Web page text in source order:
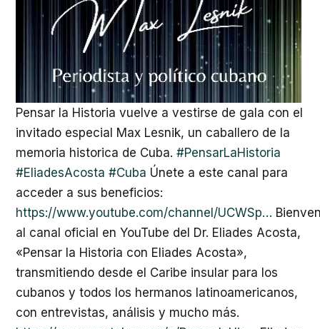
Pensar la Historia vuelve a vestirse de gala con el
invitado especial Max Lesnik, un caballero de la
memoria historica de Cuba. #PensarLaHistoria
#EliadesAcosta #Cuba Únete a este canal para
acceder a sus beneficios:
https://www.youtube.com/channel/UCWSp…
al canal oficial en YouTube del Dr. Eliades Acosta,
«Pensar la Historia con Eliades Acosta»,
transmitiendo desde el Caribe insular para los
cubanos y todos los hermanos latinoamericanos,
con entrevistas, análisis y mucho más.